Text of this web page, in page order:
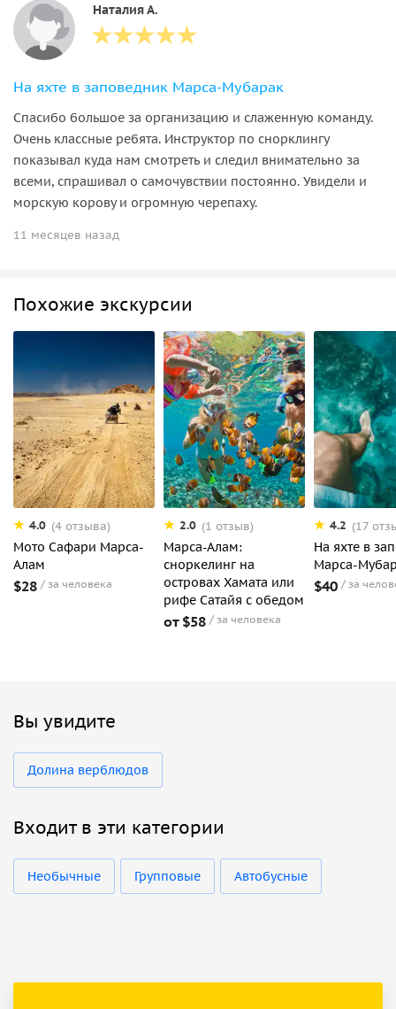
Наталия А.
На яхте в заповедник Марса-Мубарак
Спасибо большое за организацию и слаженную команду.
Очень классные ребята. Инструктор по снорклингу
показывал куда нам смотреть и следил внимательно за
всеми, спрашивал о самочувствии постоянно. Увидели и
морскую корову и огромную черепаху.
11 месяцев назад
Похожие экскурсии
4.0 (4 отзыва)
Мото Cафари Марса-
Алам
$28 за человека
2.0 (1 отзыв)
Марса-Алам:
сноркелинг на
островах Хамата или
рифе Сатайя с обедом
от $58 за человека
4.2 (17
На яхте в
Марса-
$40 за
Вы увидите
Долина верблюдов
Входит в эти категории
Необычные Групповые Автобусные